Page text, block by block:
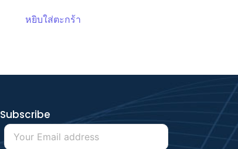
หยิบใส่ตะกร้า
Subscribe